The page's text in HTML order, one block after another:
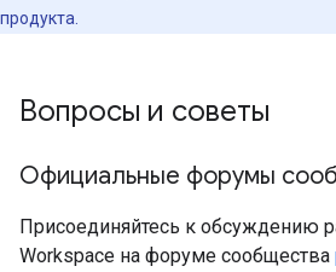
продукта.
Вопросы и советы
Официальные форумы
Присоединяйтесь к обсуждению
Workspace на форуме сообщества